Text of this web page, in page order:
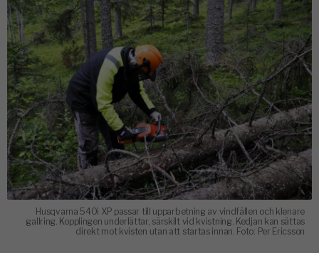
Husqvarna 540i XP passar till upparbetning av vindfällen och klenare
gallring. Kopplingen underlättar, särskilt vid kvistning. Kedjan kan sättas
direkt mot kvisten utan att startas innan. Foto: Per Ericsson